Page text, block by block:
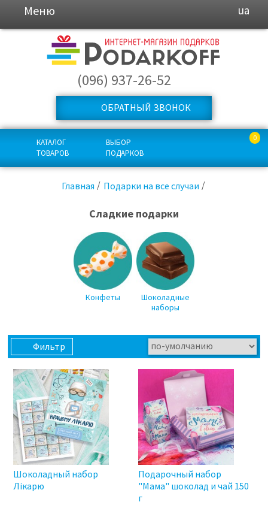
Меню ua
(096) 937-26-52
ОБРАТНЫЙ ЗВОНОК
КАТАЛОГ
ТОВАРОВ
ВЫБОР
ПОДАРКОВ
0
Главная Подарки на все случаи
Сладкие подарки
Конфеты
Шоколадные
наборы
Фильтр
Шоколадный набор
Лікарю
Подарочный набор
"Мама" шоколад и чай 150
г